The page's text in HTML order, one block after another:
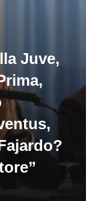
Juve,